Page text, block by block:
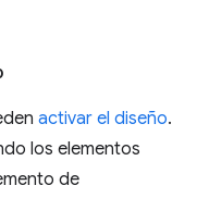
activar el diseño.
los elementos
de